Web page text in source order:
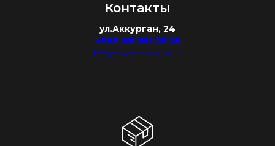
Контакты
ул.Аккурган, 24
+998 88 281 28 28
info@watchdealer.uz